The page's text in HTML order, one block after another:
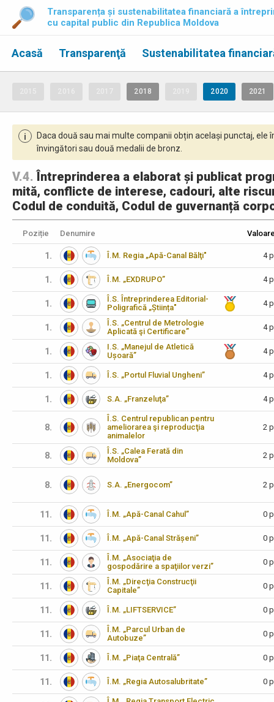
Transparența și sustenabilitatea financiară a
cu capital public din Republica Moldova
Acasă Transparenţă Sustenabilitatea
2018 2020 2021
i
Daca două sau mai multe companii obțin același punctaj,
învingători sau două medalii de bronz.
V.4.Întreprinderea a elaborat și publicat
mită, conflicte de interese, cadouri, alte
Codul de conduită, Codul de guvernanță
Poziție Denumire
1. Î.M. Regia „Apă-Canal Bălţi" 4
1. Î.M. „EXDRUPO” 4
1.
Î.S. Întreprinderea Editorial-
Poligrafică „Știința"
4
1.
Î.S. „Centrul de Metrologie
Aplicată şi Certificare”
4
1.
I.S. „Manejul de Atletică
Ușoară”
4
1. Î.S. „Portul Fluvial Ungheni” 4
1. S.A. „Franzeluţa” 4
8.
Î.S. Centrul republican pentru
ameliorarea şi reproducţia
animalelor
2
8.
Î.S. „Calea Ferată din
Moldova”
2
8. S.A. „Energocom” 2
11. Î.M. „Apă-Canal Cahul” 0
11. Î.M. „Apă-Canal Strășeni” 0
11.
Î.M. „Asociaţia de
gospodărire a spaţiilor verzi”
0
11.
Î.M. „Direcţia Construcţii
Capitale”
0
11. Î.M. „LIFTSERVICE” 0
11.
Î.M. „Parcul Urban de
Autobuze”
0
11. Î.M. „Piaţa Centrală” 0
11. Î.M. „Regia Autosalubritate” 0